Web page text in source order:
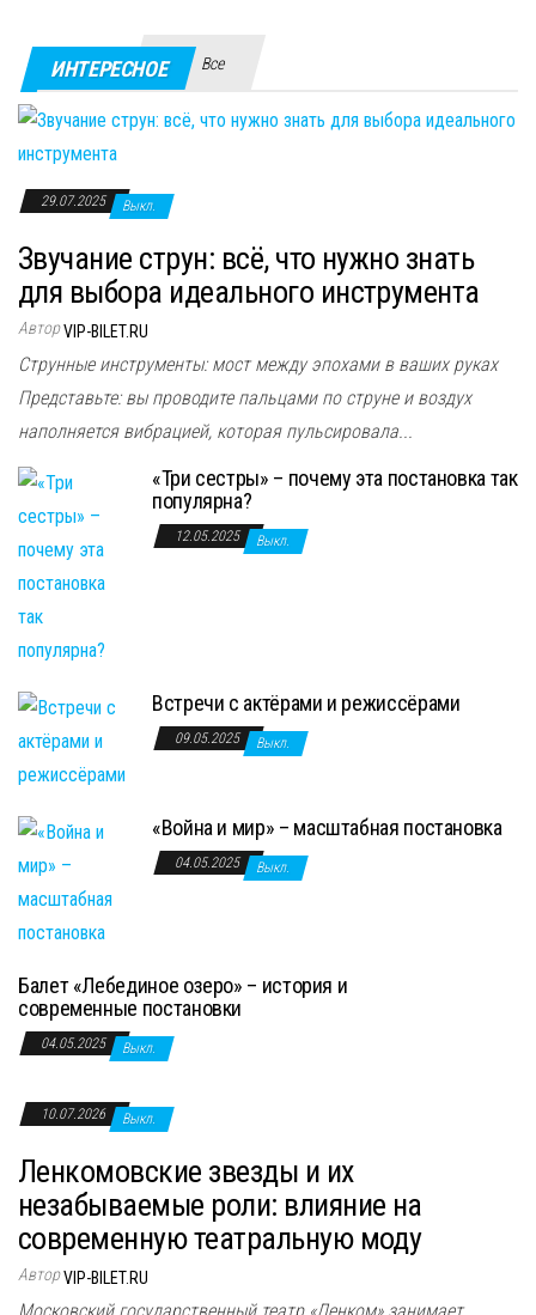
ИНТЕРЕСНОЕ Все
29.07.2025 Выкл.
Звучание струн: всё, что нужно знать
для выбора идеального инструмента
АвторVIP-BILET.RU
Струнные инструменты: мост между эпохами в ваших руках
Представьте: вы проводите пальцами по струне и воздух
наполняется вибрацией, которая пульсировала...
«Три сестры» – почему эта постановка так
популярна?
12.05.2025 Выкл.
Встречи с актёрами и режиссёрами
09.05.2025 Выкл.
«Война и мир» – масштабная постановка
04.05.2025 Выкл.
Балет «Лебединое озеро» – история и
современные постановки
04.05.2025 Выкл.
10.07.2026 Выкл.
Ленкомовские звезды и их
незабываемые роли: влияние на
современную театральную моду
АвторVIP-BILET.RU